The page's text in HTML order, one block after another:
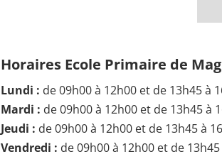
Horaires Ecole Primaire de
Lundi : de 09h00 à 12h00 et de 13h45 à
Mardi : de 09h00 à 12h00 et de 13h45 à
Jeudi : de 09h00 à 12h00 et de 13h45 à
Vendredi : de 09h00 à 12h00 et de